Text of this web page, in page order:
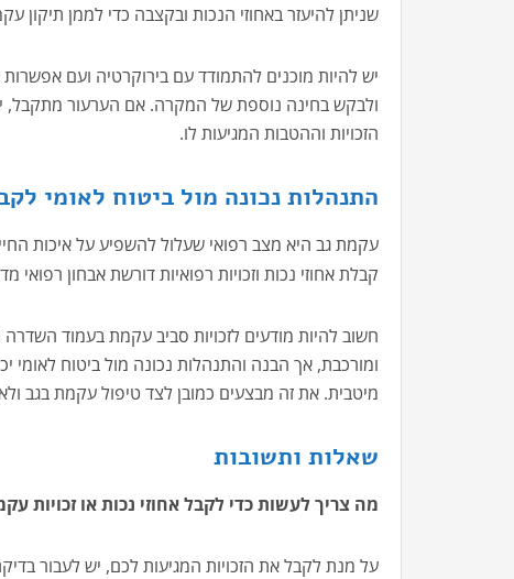
שניתן להיעזר באחוזי הנכות ובקצבה כדי לממן
יש להיות מוכנים להתמודד עם בירוקרטיה ועם
ולבקש בחינה נוספת של המקרה. אם הערעור
הזכויות וההטבות המגיעות לו.
התנהלות נכונה מול ביטוח לאומי
עקמת גב היא מצב רפואי שעלול להשפיע על איכות
קבלת אחוזי נכות וזכויות רפואיות דורשת אבחון
חשוב להיות מודעים לזכויות סביב עקמת בעמוד
ומורכבת, אך הבנה והתנהלות נכונה מול ביטוח לאומי
מיטבית. את זה מבצעים כמובן לצד טיפול עקמת בגב
שאלות ותשובות
מה צריך לעשות כדי לקבל אחוזי נכות או זכויות
על מנת לקבל את הזכויות המגיעות לכם, יש לעבור